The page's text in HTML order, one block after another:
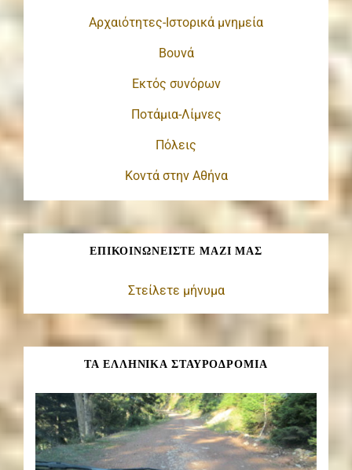
Αρχαιότητες-Ιστορικά μνημεία
Βουνά
Εκτός συνόρων
Ποτάμια-Λίμνες
Πόλεις
Κοντά στην Αθήνα
ΕΠΙΚΟΙΝΩΝΕΊΣΤΕ ΜΑΖΊ ΜΑΣ
Στείλετε μήνυμα
ΤΑ ΕΛΛΗΝΙΚΑ ΣΤΑΥΡΟΔΡΟΜΙΑ